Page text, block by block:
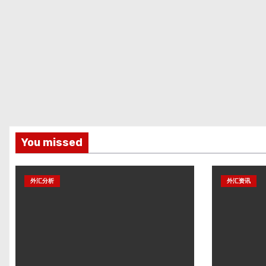
You missed
外汇分析 外汇资讯